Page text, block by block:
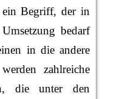
ein Begriff, der in
bedarf
in die andere
zahlreiche
die unter den